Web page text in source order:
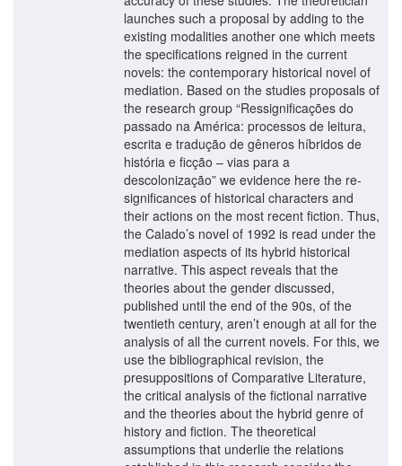
launches such a proposal by adding to the
existing modalities another one which meets
the specifications reigned in the current
novels: the contemporary historical novel of
mediation. Based on the studies proposals of
the research group “Ressignificações do
passado na América: processos de leitura,
escrita e tradução de gêneros híbridos de
história e ficção – vias para a
descolonização” we evidence here the re-
significances of historical characters and
their actions on the most recent fiction. Thus,
the Calado’s novel of 1992 is read under the
mediation aspects of its hybrid historical
narrative. This aspect reveals that the
theories about the gender discussed,
published until the end of the 90s, of the
twentieth century, aren’t enough at all for the
analysis of all the current novels. For this, we
use the bibliographical revision, the
presuppositions of Comparative Literature,
the critical analysis of the fictional narrative
and the theories about the hybrid genre of
history and fiction. The theoretical
assumptions that underlie the relations